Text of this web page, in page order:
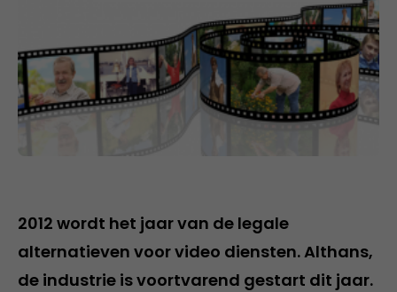
2012 wordt het jaar van de legale
alternatieven voor video diensten. Althans,
de industrie is voortvarend gestart dit jaar.